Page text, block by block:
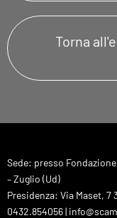
Torna
Sede: presso
– Zuglio (Ud)
Presidenza: Via Maset, 7
0432.854056 |